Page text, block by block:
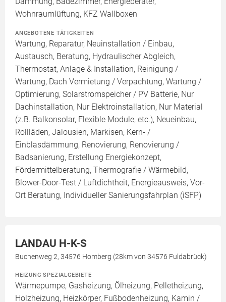
Wohnraumlüftung, KFZ Wallboxen
ANGEBOTENE TÄTIGKEITEN
Wartung, Reparatur, Neuinstallation / Einbau,
Austausch, Beratung, Hydraulischer Abgleich,
Thermostat, Anlage & Installation, Reinigung /
Wartung, Dach Vermietung / Verpachtung, Wartung /
Optimierung, Solarstromspeicher / PV Batterie, Nur
Dachinstallation, Nur Elektroinstallation, Nur Material
(z.B. Balkonsolar, Flexible Module, etc.), Neueinbau,
Rollläden, Jalousien, Markisen, Kern- /
Einblasdämmung, Renovierung, Renovierung /
Badsanierung, Erstellung Energiekonzept,
Fördermittelberatung, Thermografie / Wärmebild,
Blower-Door-Test / Luftdichtheit, Energieausweis, Vor-
Ort Beratung, Individueller Sanierungsfahrplan (iSFP)
LANDAU H-K-S
Buchenweg 2, 34576 Homberg (28km von 34576 Fuldabrück)
HEIZUNG SPEZIALGEBIETE
Wärmepumpe, Gasheizung, Ölheizung, Pelletheizung,
Holzheizung, Heizkörper, Fußbodenheizung, Kamin /